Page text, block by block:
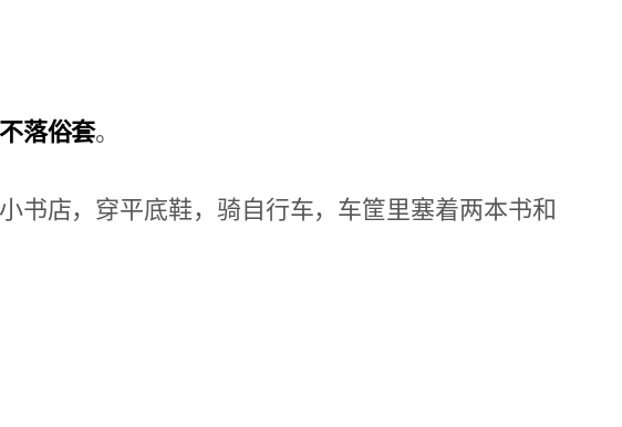
落俗套。
书店，穿平底鞋，骑自行车，车筐里塞着两本书和